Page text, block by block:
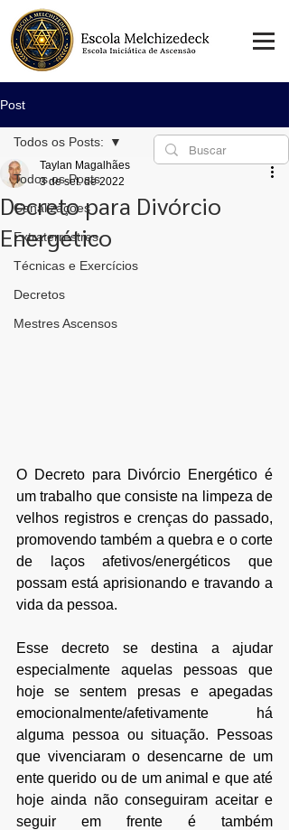
Post
Todos os Posts:
Canalizações
Extraterrestres
Técnicas e Exercícios
Decretos
Mestres Ascensos
Todos os Posts:
Decreto para Divórcio
Energético
Taylan Magalhães
3 de set. de 2022
O Decreto para Divórcio Energético é
um trabalho que consiste na
limpeza de
velhos registros e crenças do passado,
promovendo também a quebra e o corte
de laços afetivos/energéticos que
possam está aprisionando e travando a
vida da pessoa.
Esse decreto se destina a ajudar
especialmente aquelas pessoas que
hoje se sentem presas e apegadas
emocionalmente/afetivamente há
alguma pessoa ou situação. Pessoas
que vivenciaram o desencarne de um
ente querido ou de um animal e que até
hoje ainda não conseguiram aceitar e
seguir em frente é também